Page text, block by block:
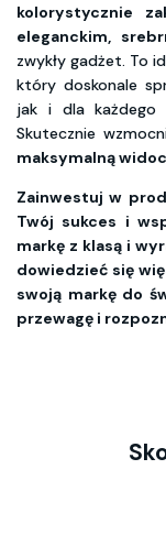
kolorystycznie
eleganckim,
zwykły gadżet. To
który doskonale
jak i dla każdego
Skutecznie
maksymalną
Zainwestuj w
Twój sukces i
markę z klasą i
dowiedzieć się
swoją markę do
przewagę i